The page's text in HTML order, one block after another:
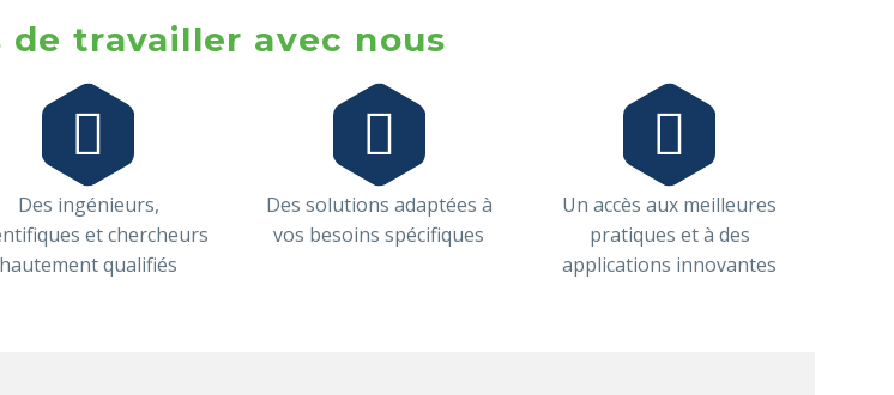
de travailler avec nous


Des ingénieurs,
et chercheurs
hautement qualifiés


Des solutions adaptées à
vos besoins spécifiques


Un accès aux meilleures
pratiques et à des
applications innovantes